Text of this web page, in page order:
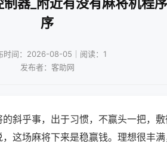
序
时间：2026-08-05｜阅读：1
发布者：客助网
斜乎事，出于习惯，不赢头一把，敷
这场麻将下来是稳赢钱。理想很丰